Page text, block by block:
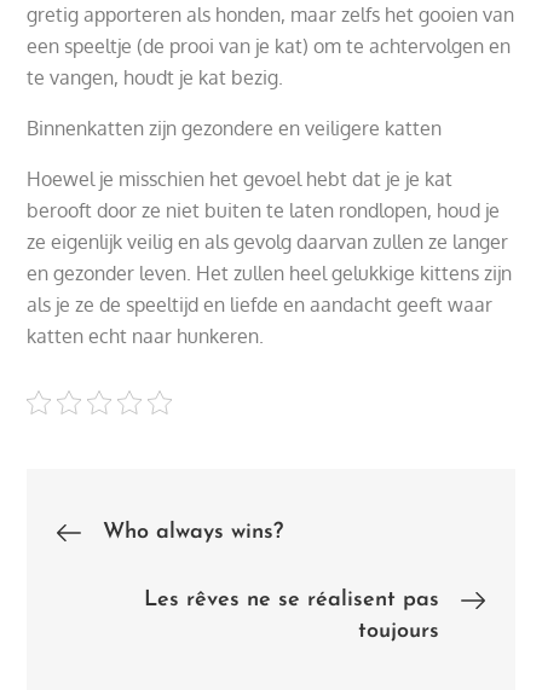
gretig apporteren als honden, maar zelfs het gooien van
een speeltje (de prooi van je kat) om te achtervolgen en
te vangen, houdt je kat bezig.
Binnenkatten zijn gezondere en veiligere katten
Hoewel je misschien het gevoel hebt dat je je kat
berooft door ze niet buiten te laten rondlopen, houd je
ze eigenlijk veilig en als gevolg daarvan zullen ze langer
en gezonder leven. Het zullen heel gelukkige kittens zijn
als je ze de speeltijd en liefde en aandacht geeft waar
katten echt naar hunkeren.
Post
navigation
Who always wins?
Les rêves ne se réalisent pas
toujours